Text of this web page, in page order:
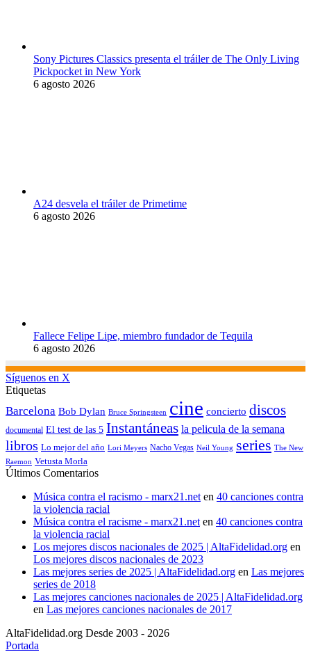
Sony Pictures Classics presenta el tráiler de The Only Living
Pickpocket in New York
6 agosto 2026
A24 desvela el tráiler de Primetime
6 agosto 2026
Fallece Felipe Lipe, miembro fundador de Tequila
6 agosto 2026
Síguenos en X
Etiquetas
Barcelona Bob Dylan Bruce Springsteen cine concierto discos
documental El test de las 5 Instantáneas la pelicula de la semana
libros Lo mejor del año Lori Meyers Nacho Vegas Neil Young series The New
Raemon Vetusta Morla
Últimos Comentarios
Música contra el racismo - marx21.neten 40 canciones contra
la violencia racial
Música contra el racisme - marx21.neten 40 canciones contra
la violencia racial
Los mejores discos nacionales de 2025 | AltaFidelidad.org en
Los mejores discos nacionales de 2023
Las mejores series de 2025 | AltaFidelidad.org en Las mejores
series de 2018
Las mejores canciones nacionales de 2025 | AltaFidelidad.org
en Las mejores canciones nacionales de 2017
AltaFidelidad.org Desde 2003 - 2026
Portada